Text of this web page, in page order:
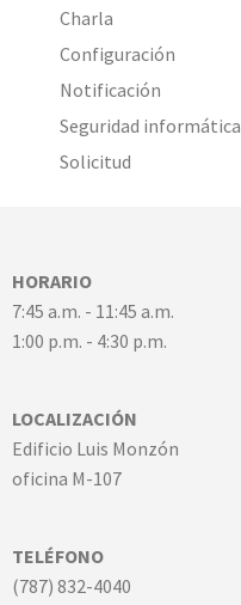
Charla
Configuración
Notificación
Seguridad informática
Solicitud
HORARIO
7:45 a.m. - 11:45 a.m.
1:00 p.m. - 4:30 p.m.
LOCALIZACIÓN
Edificio Luis Monzón
oficina M-107
TELÉFONO
(787) 832-4040